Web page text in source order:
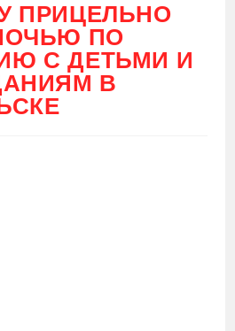
ПРИЦЕЛЬНО
ПО
С ДЕТЬМИ И
В